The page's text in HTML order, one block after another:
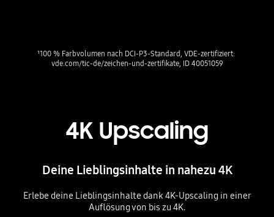
¹100 % Farbvolumen nach DCI-P3-Standard, VDE-zertifiziert:
vde.com/tic-de/zeichen-und-zertifikate, ID 40051059
4K Upscaling
Deine Lieblingsinhalte in nahezu 4K
Erlebe deine Lieblingsinhalte dank 4K-Upscaling in einer
Auflösung von bis zu 4K.